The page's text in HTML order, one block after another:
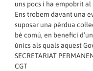
uns pocs i ha empobrit
Ens trobem davant una
suposar una pèrdua
bé comú, en benefici
únics als quals aquest
SECRETARIAT
CGT